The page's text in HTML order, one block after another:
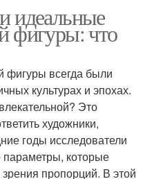
идеальные
фигуры: что
фигуры всегда были
культурах и эпохах.
Это
художники,
годы исследователи
параметры, которые
пропорций. В этой